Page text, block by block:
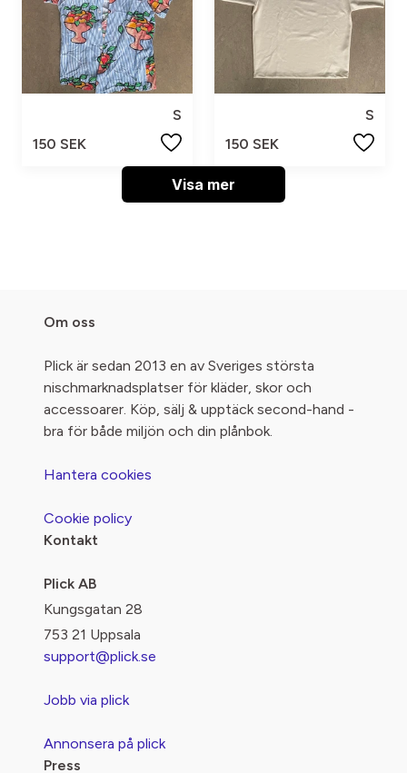
S
150 SEK
S
150 SEK
Visa mer
Om oss
Plick är sedan 2013 en av Sveriges största
nischmarknadsplatser för kläder, skor och
accessoarer. Köp, sälj & upptäck second-hand -
bra för både miljön och din plånbok.
Hantera cookies
Cookie policy
Kontakt
Plick AB
Kungsgatan 28
753 21 Uppsala
support@plick.se
Jobb via plick
Annonsera på plick
Press